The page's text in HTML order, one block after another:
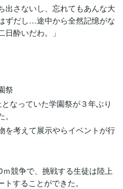
出さないし、忘れてもあんな大
ずだし…途中から全然記憶がな
酔いだわ。」
祭
なっていた学園祭が３年ぶり
を考えて展示やらイベントが行
競争で、挑戦する生徒は陸上
することができた。